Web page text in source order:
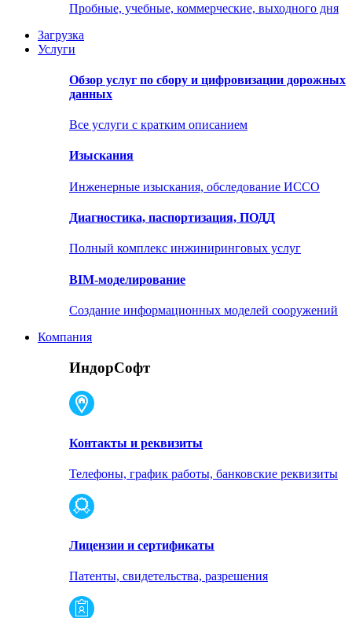
Пробные, учебные, коммерческие, выходного дня
Загрузка
Услуги
Обзор услуг по сбору и цифровизации дорожных
данных
Все услуги с кратким описанием
Изыскания
Инженерные изыскания, обследование ИССО
Диагностика, паспортизация, ПОДД
Полный комплекс инжиниринговых услуг
BIM-моделирование
Создание информационных моделей сооружений
Компания
ИндорСофт
Контакты и реквизиты
Телефоны, график работы, банковские реквизиты
Лицензии и сертификаты
Патенты, свидетельства, разрешения